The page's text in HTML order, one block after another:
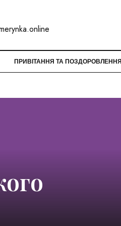
ПРИВІТАННЯ ТА ПОЗДОРОВЛЕННЯ